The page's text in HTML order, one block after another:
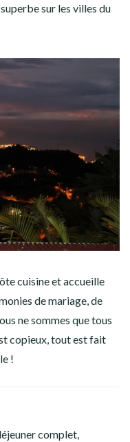
sur les villes du
cuisine et accueille
de mariage, de
ne sommes que tous
copieux, tout est fait
!
complet,